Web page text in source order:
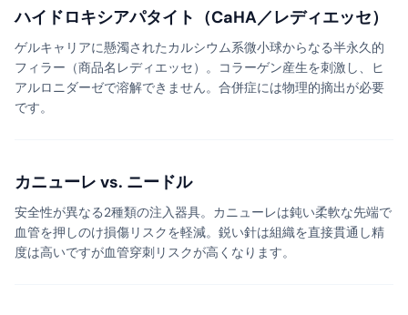
ハイドロキシアパタイト（CaHA／レディエッセ）
ゲルキャリアに懸濁されたカルシウム系微小球からなる半永久的
フィラー（商品名レディエッセ）。コラーゲン産生を刺激し、ヒ
アルロニダーゼで溶解できません。合併症には物理的摘出が必要
です。
カニューレ vs. ニードル
安全性が異なる2種類の注入器具。カニューレは鈍い柔軟な先端で
血管を押しのけ損傷リスクを軽減。鋭い針は組織を直接貫通し精
度は高いですが血管穿刺リスクが高くなります。